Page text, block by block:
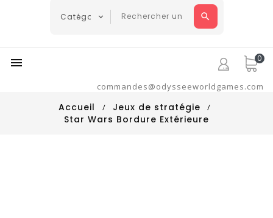
 0
commandes@odysseeworldgames.com
Accueil
Jeux de stratégie
Star Wars Bordure Extérieure